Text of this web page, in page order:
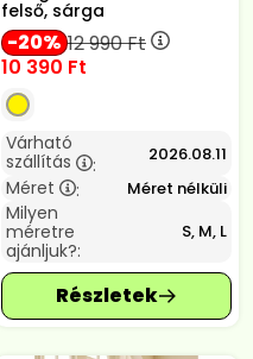
felső, sárga
20 12 990Ft
10 390 Ft
Várható
szállítás
: 2026.08.11
Méret : Méret nélküli
Milyen
méretre
ajánljuk?:
S, M, L